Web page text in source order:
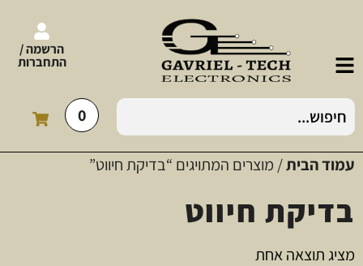
הרשמה /
התחברות
0
עמוד הבית/ מוצרים המתויגים “בדיקת חיווט”
בדיקת חיווט
מציג תוצאה אחת